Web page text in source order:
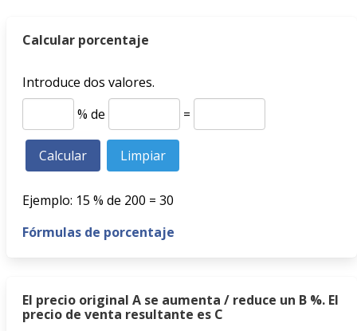
Calcular porcentaje
Introduce dos valores.
% de
=
Ejemplo: 15 % de 200 = 30
Fórmulas de porcentaje
El precio original A se aumenta / reduce un B %. El
precio de venta resultante es C